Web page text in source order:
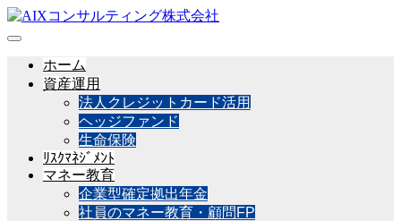
ホーム
資産運用
法人クレジットカード活用
ヘッジファンド
生命保険
ﾘｽｸﾏﾈｼﾞﾒﾝﾄ
マネー教育
企業型確定拠出年金
社員のマネー教育・顧問FP